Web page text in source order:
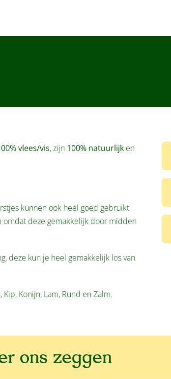
vlees/vis, zijn 100% natuurlijk en
kunnen ook heel goed gebruikt
omdat deze gemakkelijk door midden
deze kun je heel gemakkelijk los van
Konijn, Lam, Rund en Zalm.
ons zeggen